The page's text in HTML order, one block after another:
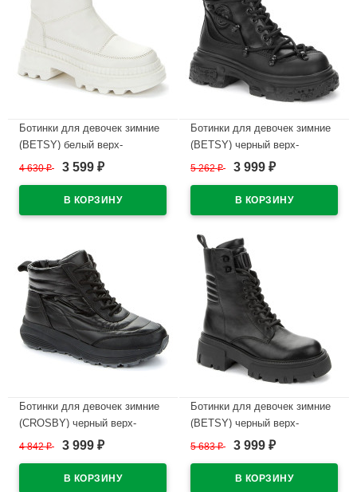
Ботинки для девочек зимние
(BETSY) белый верх-
искусственная кожа
шерсть артикул 938322/01-02
4 630₽ 3 599 ₽
Ботинки для девочек зимние
(BETSY) черный верх-
искусственная кожа
шерсть артикул 938351/01-01
5 262₽ 3 999 ₽
Ботинки для девочек зимние
(CROSBY) черный верх-
искусственная кожа
шерсть артикул 438110/01-01
4 842₽ 3 999 ₽
Ботинки для девочек зимние
(BETSY) черный верх-
искусственная кожа
шерсть артикул 938047/08-01
5 683₽ 3 999 ₽